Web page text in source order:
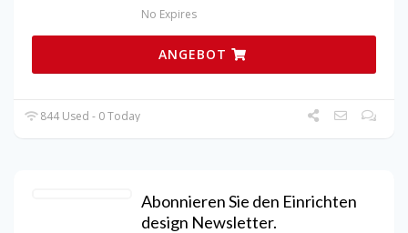
No Expires
ANGEBOT
844 Used - 0 Today
Abonnieren Sie den Einrichten
design Newsletter.